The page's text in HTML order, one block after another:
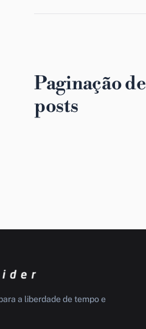
Paginação de
posts
a liberdade de tempo e